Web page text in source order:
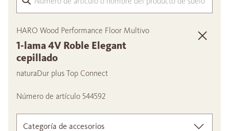
HARO Wood Performance Floor Multivo
1-lama 4V Roble Elegant
cepillado
naturaDur plus Top Connect
Número de artículo 544592
Categoría de accesorios